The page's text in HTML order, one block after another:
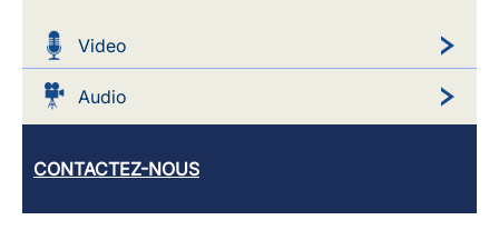
Video
Audio
CONTACTEZ-NOUS